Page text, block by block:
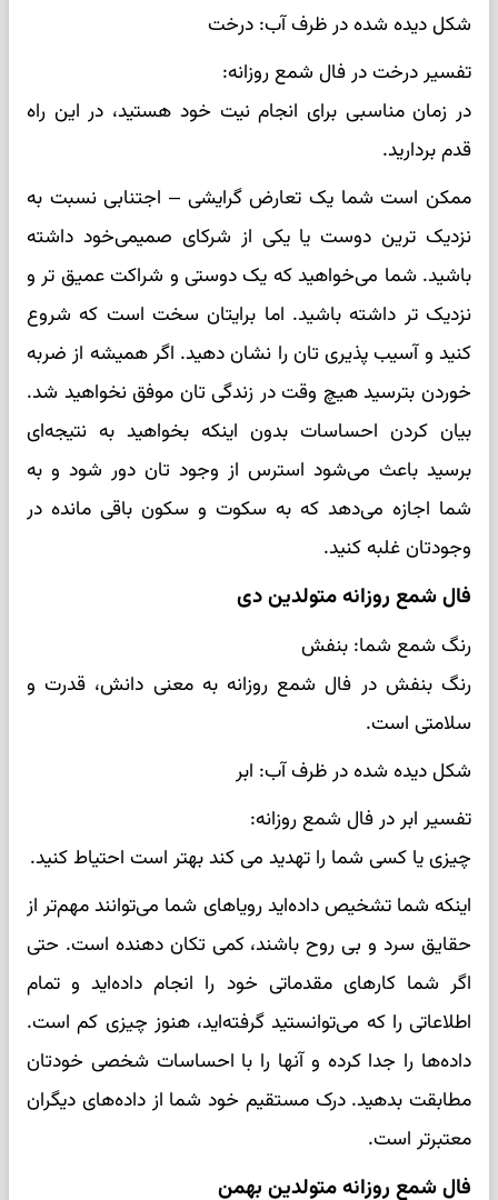
شکل دیده شده در ظرف آب: درخت
تفسیر درخت در فال شمع روزانه:
در زمان مناسبی برای انجام نیت خود هستید، در این راه
قدم بردارید.
ممکن است شما یک تعارض گرایشی – اجتنابی نسبت به
نزدیک ترین دوست یا یکی از شرکای صمیمی‌خود داشته
باشید. شما می‌خواهید که یک دوستی و شراکت عمیق تر و
نزدیک تر داشته باشید. اما برایتان سخت است که شروع
کنید و آسیب پذیری تان را نشان دهید. اگر همیشه از ضربه
خوردن بترسید هیچ وقت در زندگی تان موفق نخواهید شد.
بیان کردن احساسات بدون اینکه بخواهید به نتیجه‌ای
برسید باعث می‌شود استرس از وجود تان دور شود و به
شما اجازه می‌دهد که به سکوت و سکون باقی مانده در
وجودتان غلبه کنید.
فال شمع روزانه متولدین دی
رنگ شمع شما: بنفش
رنگ بنفش در فال شمع روزانه به معنی دانش، قدرت و
سلامتی است.
شکل دیده شده در ظرف آب: ابر
تفسیر ابر در فال شمع روزانه:
چیزی یا کسی شما را تهدید می کند بهتر است احتیاط کنید.
اینکه شما تشخیص داده‌اید رویاهای شما می‌توانند مهم‌تر از
حقایق سرد و بی روح باشند، کمی تکان دهنده است. حتی
اگر شما کارهای مقدماتی خود را انجام داده‌اید و تمام
اطلاعاتی را که می‌توانستید گرفته‌اید، هنوز چیزی کم است.
داده‌ها را جدا کرده و آنها را با احساسات شخصی خودتان
مطابقت بدهید. درک مستقیم خود شما از داده‌های دیگران
معتبرتر است.
فال شمع روزانه متولدین بهمن